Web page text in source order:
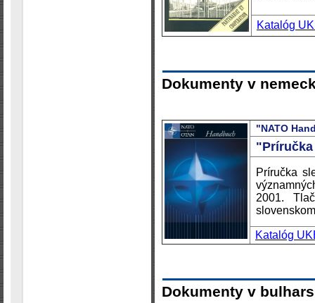
Katalóg
Dokumenty v
"NATO
"Príručka
Príručka
2001.
Katalóg
Dokumenty v